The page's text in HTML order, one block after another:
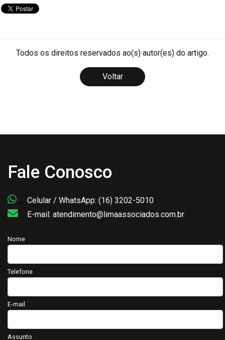
Todos os direitos reservados ao(s) autor(es) do artigo.
Voltar
Fale Conosco
Celular / WhatsApp: (16) 3202-5010
E-mail: atendimento@limaassociados.com.br
Nome
Telefone
E-mail
Assunto